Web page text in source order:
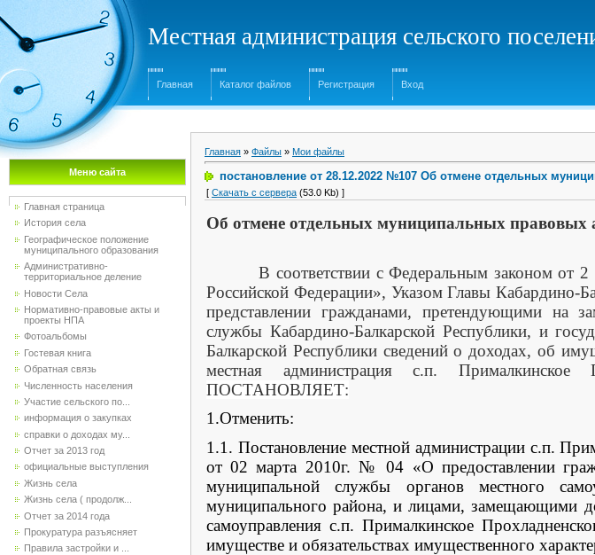
Местная администрация сельского
Главная Каталог файлов Регистрация Вход
Меню сайта
Главная страница
История села
Географическое положение
муниципального образования
Административно-
территориальное деление
Новости Села
Нормативно-правовые акты и
проекты НПА
Фотоальбомы
Гостевая книга
Обратная связь
Численность населения
Участие сельского по...
информация о закупках
справки о доходах му...
Отчет за 2013 год
официальные выступления
Жизнь села
Жизнь села ( продолж...
Отчет за 2014 года
Прокуратура разъясняет
Правила застройки и ...
Главная » Файлы » Мои файлы
постановление от 28.12.2022 №107 Об отмене отдельных
[ Скачать с сервера (53.0 Kb) ]
Об отмене отдельных муниципальных правовых
В соответствии с Федеральным законом от 2
Российской Федерации», Указом Главы
представлении гражданами, претендующими на
службы Кабардино-Балкарской Республики, и
Балкарской Республики сведений о доходах, об
местная администрация с.п. Прималкинское
ПОСТАНОВЛЯЕТ:
1.Отменить:
1.1. Постановление местной администрации с.п.
от 02 марта 2010г. № 04 «О предоставлении
муниципальной службы органов местного
муниципального района, и лицами, замещающими
самоуправления с.п. Прималкинское
имуществе и обязательствах имущественного